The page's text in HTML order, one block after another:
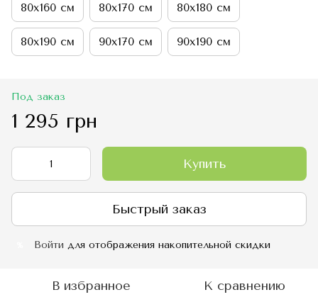
80х160 см 80х170 см 80х180 см
80х190 см 90х170 см 90х190 см
Под заказ
1 295 грн
Купить
Быстрый заказ
Войти для отображения накопительной скидки
В избранное К сравнению